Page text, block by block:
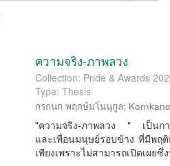
ความจริง-ภาพลวง
Collection: Pride & Awards
Type: Thesis
กรกนก พฤกษ์มโนนุกูล;
"ความจริง-ภาพลวง " เป็นกา
และเพื่อนมนุษย์รอบข้าง ที่มีพฤ
เพียงเพราะไม่สามารถเปิดเผยซึ่